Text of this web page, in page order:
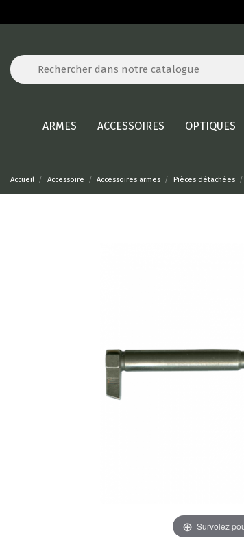
ARMES ACCESSOIRES OPTIQUES
Accueil Accessoire Accessoires armes Pièces détachées
Survolez